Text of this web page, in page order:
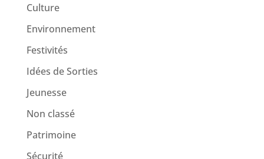
Culture
Environnement
Festivités
Idées de Sorties
Jeunesse
Non classé
Patrimoine
Sécurité